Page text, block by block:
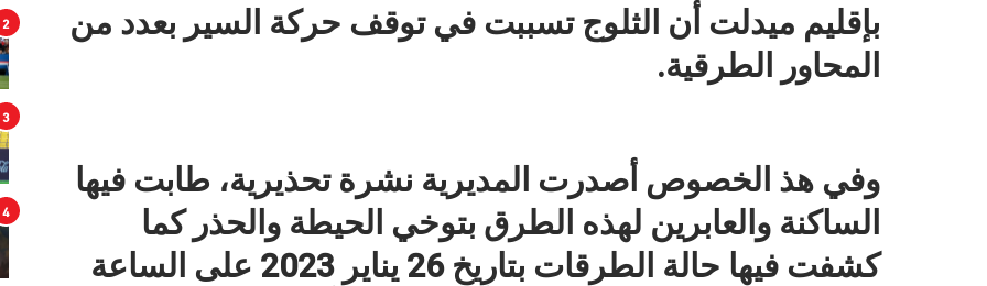
بإقليم ميدلت أن الثلوج تسببت في توقف حركة السير بعدد من
المحاور الطرقية.
وفي هذ الخصوص أصدرت المديرية نشرة تحذيرية، طابت فيها
الساكنة والعابرين لهذه الطرق بتوخي الحيطة والحذر كما
كشفت فيها حالة الطرقات بتاريخ 26 يناير 2023 على الساعة
2
3
4